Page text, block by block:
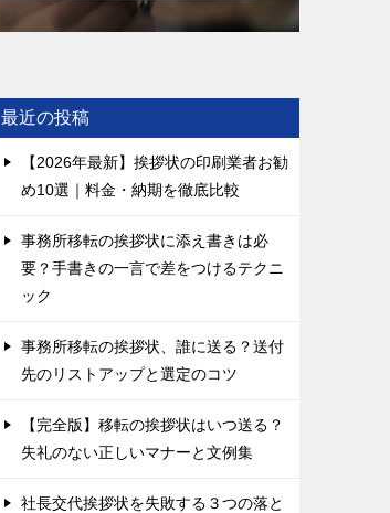
最近の投稿
【2026年最新】挨拶状の印刷業者お勧
め10選｜料金・納期を徹底比較
事務所移転の挨拶状に添え書きは必
要？手書きの一言で差をつけるテクニ
ック
事務所移転の挨拶状、誰に送る？送付
先のリストアップと選定のコツ
【完全版】移転の挨拶状はいつ送る？
失礼のない正しいマナーと文例集
社長交代挨拶状を失敗する３つの落と